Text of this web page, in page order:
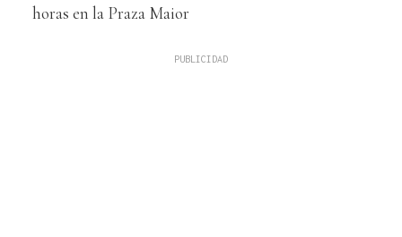
horas en la Praza Maior